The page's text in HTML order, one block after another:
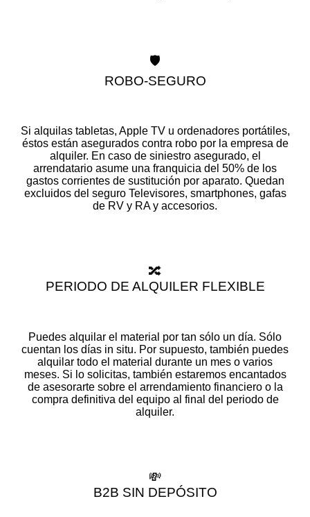
🛡️
ROBO-SEGURO
Si alquilas tabletas, Apple TV u ordenadores portátiles,
éstos están asegurados contra robo por la empresa de
alquiler. En caso de siniestro asegurado, el
arrendatario asume una franquicia del 50% de los
gastos corrientes de sustitución por aparato. Quedan
excluidos del seguro Televisores, smartphones, gafas
de RV y RA y accesorios.
🔀
PERIODO DE ALQUILER FLEXIBLE
Puedes alquilar el material por tan sólo un día. Sólo
cuentan los días in situ. Por supuesto, también puedes
alquilar todo el material durante un mes o varios
meses. Si lo solicitas, también estaremos encantados
de asesorarte sobre el arrendamiento financiero o la
compra definitiva del equipo al final del periodo de
alquiler.
💸
B2B SIN DEPÓSITO